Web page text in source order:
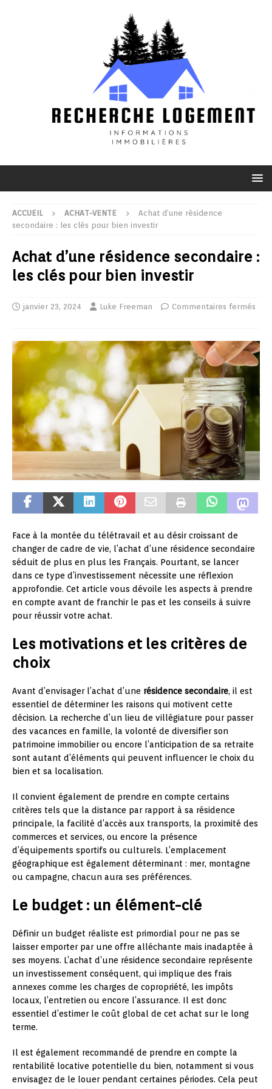
ACCUEIL ACHAT-VENTE
Achat d’une résidence
secondaire : les clés pour bien investir
Achat d’une résidence secondaire :
les clés pour bien investir
janvier 23, 2024 Luke Freeman Commentaires fermés
Face à la montée du télétravail et au désir croissant de
changer de cadre de vie, l’achat d’une résidence secondaire
séduit de plus en plus les Français. Pourtant, se lancer
dans ce type d’investissement nécessite une réflexion
approfondie. Cet article vous dévoile les aspects à prendre
en compte avant de franchir le pas et les conseils à suivre
pour réussir votre achat.
Les motivations et les critères de
choix
Avant d’envisager l’achat d’une résidence secondaire, il est
essentiel de déterminer les raisons qui motivent cette
décision. La recherche d’un lieu de villégiature pour passer
des vacances en famille, la volonté de diversifier son
patrimoine immobilier ou encore l’anticipation de sa retraite
sont autant d’éléments qui peuvent influencer le choix du
bien et sa localisation.
Il convient également de prendre en compte certains
critères tels que la distance par rapport à sa résidence
principale, la facilité d’accès aux transports, la proximité des
commerces et services, ou encore la présence
d’équipements sportifs ou culturels. L’emplacement
géographique est également déterminant : mer, montagne
ou campagne, chacun aura ses préférences.
Le budget : un élément-clé
Définir un budget réaliste est primordial pour ne pas se
laisser emporter par une offre alléchante mais inadaptée à
ses moyens. L’achat d’une résidence secondaire représente
un investissement conséquent, qui implique des frais
annexes comme les charges de copropriété, les impôts
locaux, l’entretien ou encore l’assurance. Il est donc
essentiel d’estimer le coût global de cet achat sur le long
terme.
Il est également recommandé de prendre en compte la
rentabilité locative potentielle du bien, notamment si vous
envisagez de le louer pendant certaines périodes. Cela peut